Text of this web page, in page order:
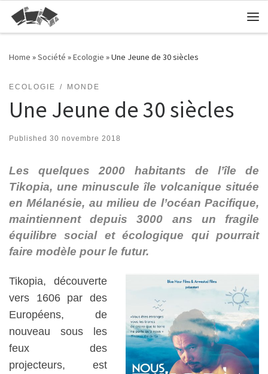
Skip to content
Home »Société »Ecologie »Une Jeune de 30 siècles
ECOLOGIE MONDE
Une Jeune de 30 siècles
Published 30 novembre 2018
Les quelques 2000 habitants de l’île de
Tikopia, une minuscule île volcanique située
en Mélanésie, au milieu de l’océan Pacifique,
maintiennent depuis 3000 ans un fragile
équilibre social et écologique qui pourrait
faire modèle pour le futur.
Tikopia, découverte
vers 1606 par des
Européens, de
nouveau sous les
feux des
projecteurs, est